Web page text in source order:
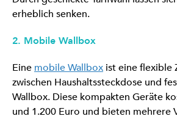
erheblich senken.
2. Mobile Wallbox
Eine mobile Wallbox ist eine flexible
zwischen Haushaltssteckdose und
Wallbox. Diese kompakten Geräte
und 1.200 Euro und bieten mehrere